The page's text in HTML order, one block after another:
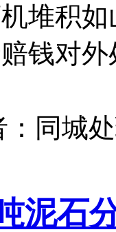
堆积
钱对
同城
泥石